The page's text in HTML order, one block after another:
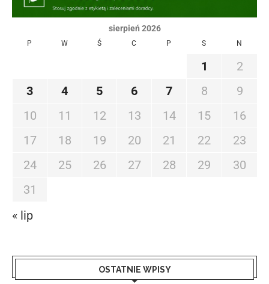
sierpień 2026
P W Ś C P S N
1
2
3
4 5 6 7 8
9
10
11 12 13 14 15
16
17
18 19 20 21 22
23
24
25 26 27 28 29
30
31
« lip
OSTATNIE WPISY